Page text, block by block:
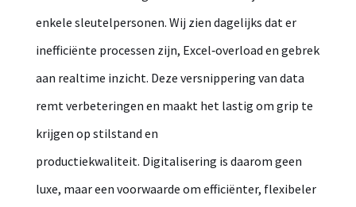
enkele sleutelpersonen. Wij zien dagelijks dat er
inefficiënte processen zijn, Excel‑overload en gebrek
aan realtime inzicht. Deze versnippering van data
remt verbeteringen en maakt het lastig om grip te
krijgen op stilstand en
productiekwaliteit. Digitalisering is daarom geen
luxe, maar een voorwaarde om efficiënter, flexibeler